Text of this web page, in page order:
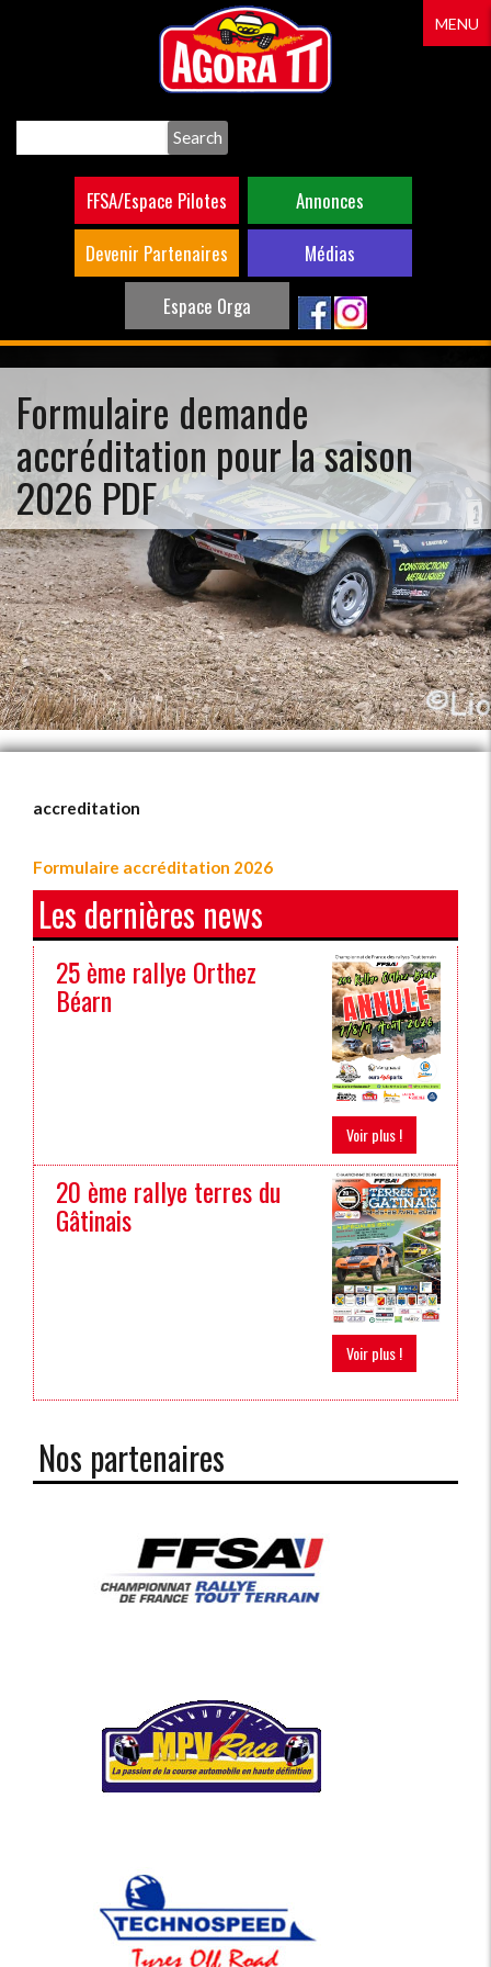
FFSA/Espace Pilotes
Annonces
Devenir Partenaires
Médias
Espace Orga
MENU
Formulaire demande
accréditation pour la saison
2026 PDF
accreditation
Formulaire accréditation 2026
Les dernières news
25 ème rallye Orthez
Béarn
Voir plus !
20 ème rallye terres du
Gâtinais
Voir plus !
Nos partenaires